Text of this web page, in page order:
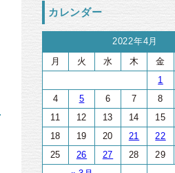
カレンダー
2022年4月
月
火 水 木 金
1
4
5 6 7 8
11
12 13 14 15
18
19 20 21 22
25
26 27 28 29